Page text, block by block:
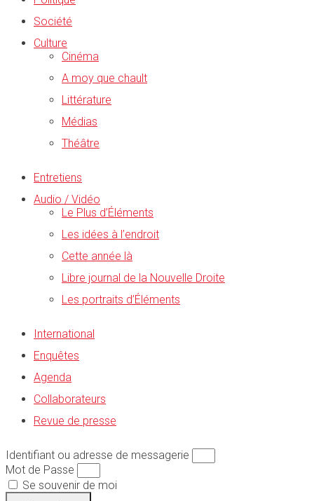
Société
Culture
Cinéma
A moy que chault
Littérature
Médias
Théâtre
Entretiens
Audio / Vidéo
Le Plus d’Éléments
Les idées à l’endroit
Cette année là
Libre journal de la Nouvelle Droite
Les portraits d’Éléments
International
Enquêtes
Agenda
Collaborateurs
Revue de presse
Identifiant ou adresse de messagerie
Mot de Passe
Se souvenir de moi